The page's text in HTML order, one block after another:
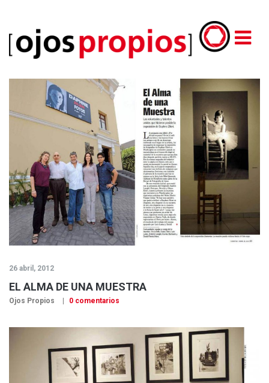
26 abril, 2012
EL ALMA DE UNA MUESTRA
Ojos Propios 0 comentarios